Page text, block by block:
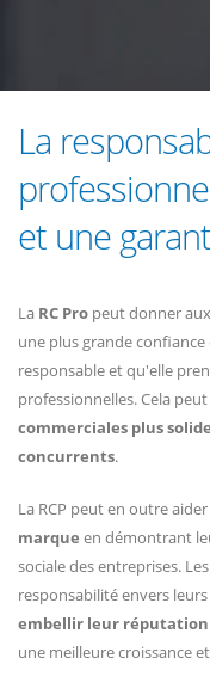
La
et une
La RC Pro peut donner
une plus grande
responsable et qu'elle
professionnelles. Cela
commerciales plus
concurrents.
La RCP peut en outre
marque en démontrant
sociale des entreprises.
responsabilité envers
embellir leur
une meilleure croissance